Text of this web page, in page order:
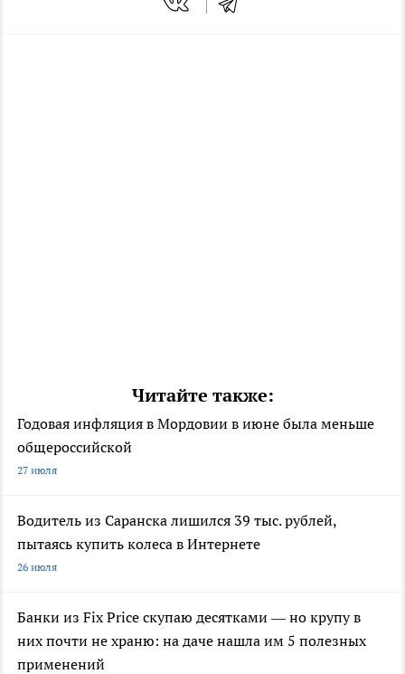
Читайте также:
Годовая инфляция в Мордовии в июне была меньше
общероссийской
27 июля
Водитель из Саранска лишился 39 тыс. рублей,
пытаясь купить колеса в Интернете
26 июля
Банки из Fix Price скупаю десятками — но крупу в
них почти не храню: на даче нашла им 5 полезных
применений